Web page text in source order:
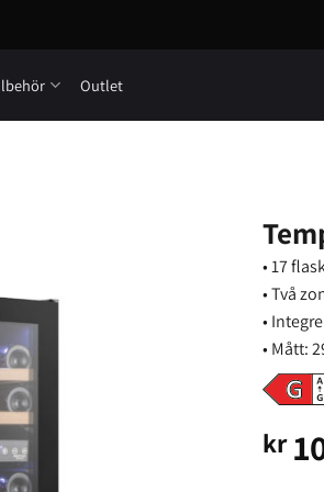
Outlet
• 17
• Två
•
• Mått:
kr